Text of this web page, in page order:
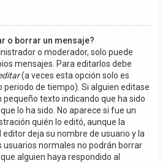
o borrar un mensaje?
o moderador, solo puede
mensajes. Para editarlos debe
(a veces esta opción solo es
periodo de tiempo). Si alguien editase
texto indicando que ha sido
lo ha sido. No aparece si fue un
quién lo editó, aunque la
deja su nombre de usuario y la
usuarios normales no podrán borrar
alguien haya respondido al